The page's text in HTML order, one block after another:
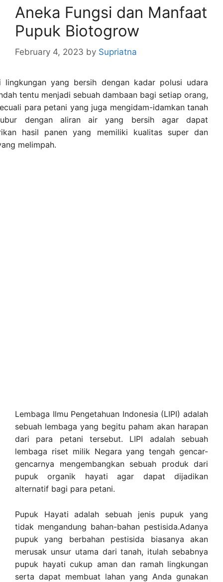
Aneka Fungsi dan Manfaat
Pupuk Biotogrow
February 4, 2023 by Supriatna
lingkungan yang bersih dengan kadar polusi udara
tentu menjadi sebuah dambaan bagi setiap orang,
para petani yang juga mengidam-idamkan tanah
dengan aliran air yang bersih agar dapat
hasil panen yang memiliki kualitas super dan
melimpah.
Lembaga Ilmu Pengetahuan Indonesia (LIPI) adalah
sebuah lembaga yang begitu paham akan harapan
dari para petani tersebut. LIPI adalah sebuah
lembaga riset milik Negara yang tengah gencar-
gencarnya mengembangkan sebuah produk dari
pupuk organik hayati agar dapat dijadikan
alternatif bagi para petani.
Pupuk Hayati adalah sebuah jenis pupuk yang
tidak mengandung bahan-bahan pestisida.Adanya
pupuk yang berbahan pestisida biasanya akan
merusak unsur utama dari tanah, itulah sebabnya
pupuk hayati cukup aman dan ramah lingkungan
serta dapat membuat lahan yang Anda gunakan